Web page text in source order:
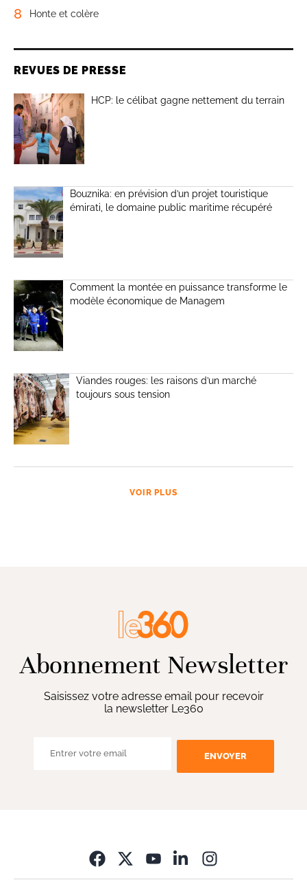
8 Honte et colère
REVUES DE PRESSE
HCP: le célibat gagne nettement du terrain
Bouznika: en prévision d’un projet touristique
émirati, le domaine public maritime récupéré
Comment la montée en puissance transforme le
modèle économique de Managem
Viandes rouges: les raisons d’un marché
toujours sous tension
VOIR PLUS
Abonnement Newsletter
Saisissez votre adresse email pour recevoir
la newsletter Le360
ENVOYER